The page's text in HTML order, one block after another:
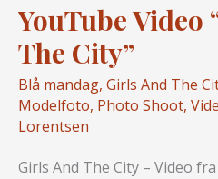
YouTube Video
The City”
Blå mandag, Girls And The
Modelfoto, Photo Shoot,
Lorentsen
Girls And The City – Video